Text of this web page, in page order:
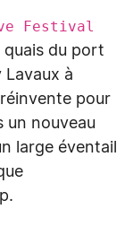
Festival
quais du port
Lavaux à
réinvente pour
un nouveau
large éventail